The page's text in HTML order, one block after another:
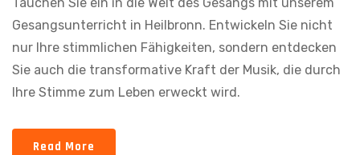
Gesangsunterricht in Heilbronn. Entwickeln Sie nicht
nur Ihre stimmlichen Fähigkeiten, sondern entdecken
Sie auch die transformative Kraft der Musik, die durch
Ihre Stimme zum Leben erweckt wird.
Read More